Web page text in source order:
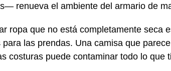
renueva el ambiente del armario de
ropa que no está completamente seca
las prendas. Una camisa que
costuras puede contaminar todo lo que